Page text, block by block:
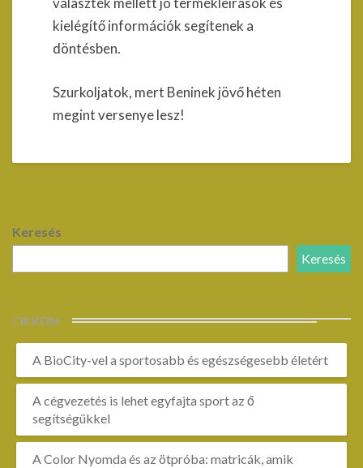
kielégítő információk segítenek a
döntésben.
Szurkoljatok, mert Beninek jövő héten
megint versenye lesz!
Keresés
Keresés
CIKKEIM
A BioCity-vel a sportosabb és egészségesebb életért
A cégvezetés is lehet egyfajta sport az ő
segítségükkel
A Color Nyomda és az ötpróba: matricák, amik